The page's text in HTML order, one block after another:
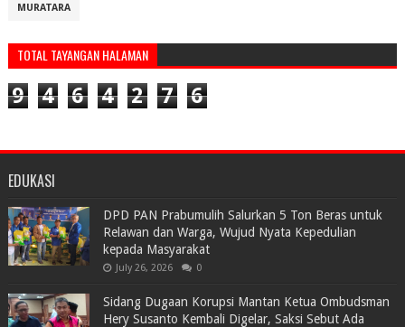
MURATARA
TOTAL TAYANGAN HALAMAN
9 4 6 4 2 7 6
EDUKASI
DPD PAN Prabumulih Salurkan 5 Ton Beras untuk
Relawan dan Warga, Wujud Nyata Kepedulian
kepada Masyarakat
July 26, 2026 0
Sidang Dugaan Korupsi Mantan Ketua Ombudsman
Hery Susanto Kembali Digelar, Saksi Sebut Ada